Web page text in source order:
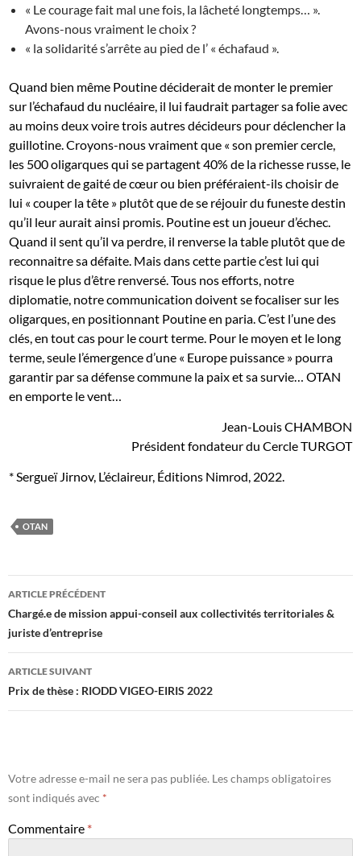
« Le courage fait mal une fois, la lâcheté longtemps… ».
Avons-nous vraiment le choix ?
« la solidarité s’arrête au pied de l’ « échafaud ».
Quand bien même Poutine déciderait de monter le premier
sur l’échafaud du nucléaire, il lui faudrait partager sa folie avec
au moins deux voire trois autres décideurs pour déclencher la
guillotine. Croyons-nous vraiment que « son premier cercle,
les 500 oligarques qui se partagent 40% de la richesse russe, le
suivraient de gaité de cœur ou bien préféraient-ils choisir de
lui « couper la tête » plutôt que de se réjouir du funeste destin
qu’il leur aurait ainsi promis. Poutine est un joueur d’échec.
Quand il sent qu’il va perdre, il renverse la table plutôt que de
reconnaitre sa défaite. Mais dans cette partie c’est lui qui
risque le plus d’être renversé. Tous nos efforts, notre
diplomatie, notre communication doivent se focaliser sur les
oligarques, en positionnant Poutine en paria. C’est l’une des
clés, en tout cas pour le court terme. Pour le moyen et le long
terme, seule l’émergence d’une « Europe puissance » pourra
garantir par sa défense commune la paix et sa survie… OTAN
en emporte le vent…
Jean-Louis CHAMBON
Président fondateur du Cercle TURGOT
* Sergueï Jirnov, L’éclaireur, Éditions Nimrod, 2022.
OTAN
Navigation
des
articles
ARTICLE PRÉCÉDENT
Chargé.e de mission appui-conseil aux collectivités territoriales &
juriste d’entreprise
ARTICLE SUIVANT
Prix de thèse : RIODD VIGEO-EIRIS 2022
Votre adresse e-mail ne sera pas publiée. Les champs obligatoires
sont indiqués avec *
Commentaire *